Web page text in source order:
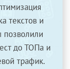
текстов и
позволили
до ТОПа и
трафик.